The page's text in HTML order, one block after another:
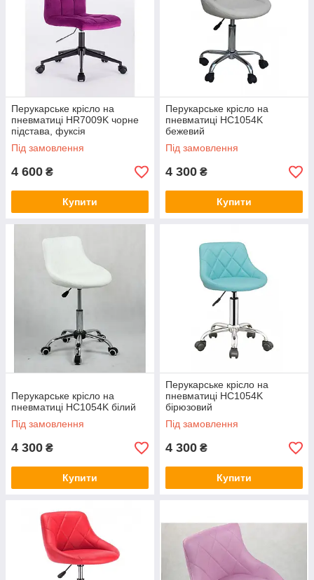
Перукарське крісло на
пневматиці HR7009K чорне
підстава, фуксія
Під замовлення
4 600 ₴
Купити
Перукарське крісло на
пневматиці HC1054K
бежевий
Під замовлення
4 300 ₴
Купити
Перукарське крісло на
пневматиці HC1054K білий
Під замовлення
4 300 ₴
Купити
Перукарське крісло на
пневматиці HC1054K
бірюзовий
Під замовлення
4 300 ₴
Купити